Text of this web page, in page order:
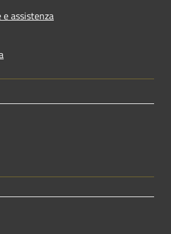
assistenza